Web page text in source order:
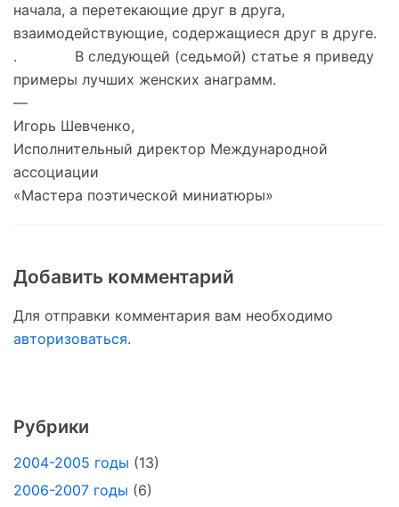
начала, а перетекающие друг в друга,
взаимодействующие, содержащиеся друг в друге.
. В следующей (седьмой) статье я приведу
примеры лучших женских анаграмм.
—
Игорь Шевченко,
Исполнительный директор Международной
ассоциации
«Мастера поэтической миниатюры»
Добавить комментарий
Для отправки комментария вам необходимо
авторизоваться.
Рубрики
2004-2005 годы (13)
2006-2007 годы (6)